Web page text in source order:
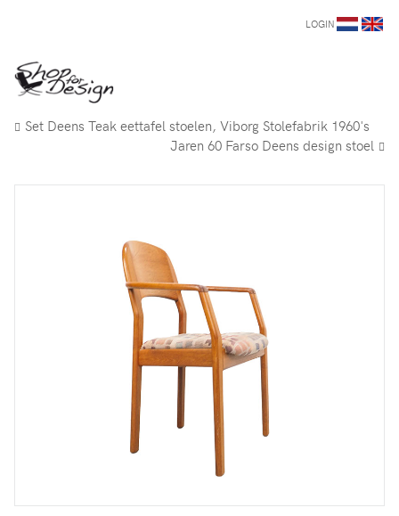
LOGIN
Set Deens Teak eettafel stoelen, Viborg Stolefabrik 1960's
Jaren 60 Farso Deens design stoel